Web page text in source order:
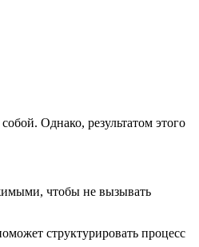
Однако, результатом этого
чтобы не вызывать
структурировать процесс